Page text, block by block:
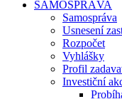
SAMOSPRÁVA
Samospráva
Usnesení
Rozpočet
Vyhlášky
Profil
Investiční